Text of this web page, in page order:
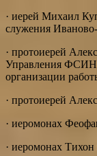
· иерей Михаил
служения
· протоиерей
Управления ФСИН
организации
· протоиерей
· иеромонах
· иеромонах